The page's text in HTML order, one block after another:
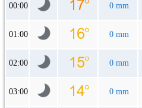
00:00 0 mm
01:00 0 mm
02:00 0 mm
03:00 0 mm